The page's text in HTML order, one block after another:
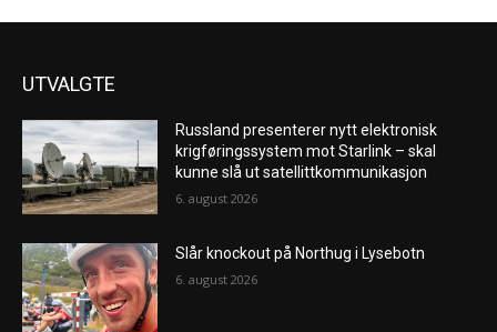
UTVALGTE
Russland presenterer nytt elektronisk
krigføringssystem mot Starlink – skal
kunne slå ut satellittkommunikasjon
6. august 2026
Slår knockout på Northug i Lysebotn
6. august 2026